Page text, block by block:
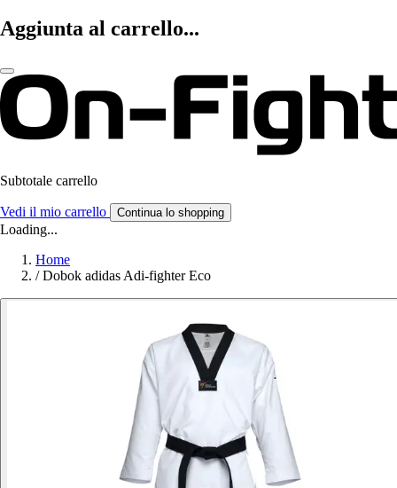
Aggiunta al carrello...
Subtotale carrello
Vedi il mio carrello Continua lo shopping
Loading...
Home
/ Dobok adidas Adi-fighter Eco